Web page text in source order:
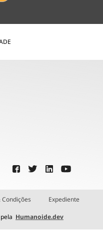
Condições Expediente
Humanoide.dev